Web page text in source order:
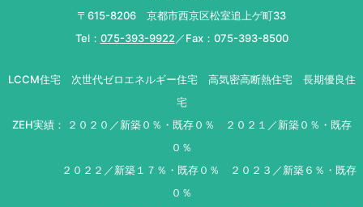
〒615-8206 京都市西京区松室追上ゲ町33
Tel： 075-393-9922 ／Fax：075-393-8500
LCCM住宅 次世代ゼロエネルギー住宅 高気密高断熱住宅 長期優良住
宅
ZEH実績： ２０２０／新築０％・既存０％ ２０２１／新築０％・既存
０％
２０２２／新築１７％・既存０％ ２０２３／新築６％・既存
０％